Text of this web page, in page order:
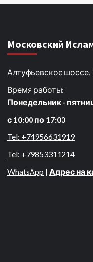
Московский
Алтуфьевское шоссе,
Время работы:
Понедельник -
с 10:00 по 17:00
Tel: +74956631919
Tel: +79853311214
WhatsApp | Адрес на